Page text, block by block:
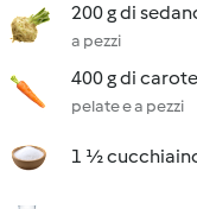
200 g di
a pezzi
400 g di carote
pelate e a pezzi
1 ½